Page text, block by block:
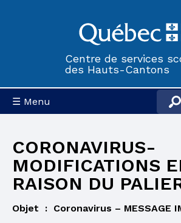
Centre de services
des Hauts-Cantons
☰ Menu
CORONAVIRUS-
MODIFICATIONS
RAISON DU
Objet : Coronavirus – MESSAGE